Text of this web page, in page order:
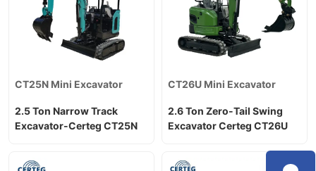
CT25N Mini Excavator
2.5 Ton Narrow Track
Excavator-Certeg CT25N
CT26U Mini Excavator
2.6 Ton Zero-Tail Swing
Excavator Certeg CT26U